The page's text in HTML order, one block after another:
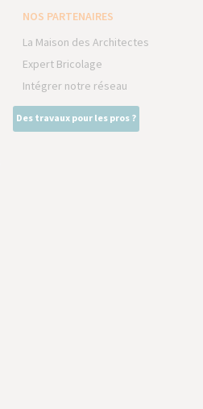
NOS PARTENAIRES
La Maison des Architectes
Expert Bricolage
Intégrer notre réseau
Des travaux pour les pros ?